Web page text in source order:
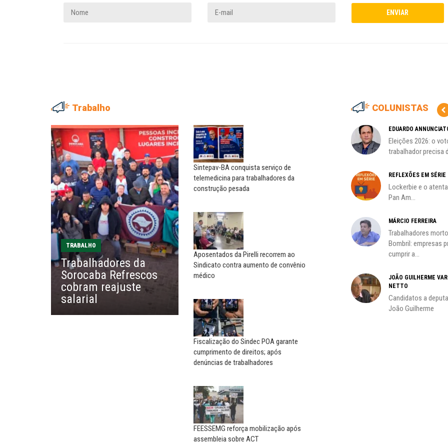
Trabalho
TRABALHO
Trabalhadores da
Sorocaba Refrescos
cobram reajuste
salarial
Sintepav-BA conquista serviço de
telemedicina para trabalhadores da
construção pesada
Aposentados da Pirelli recorrem ao
Sindicato contra aumento de convênio
médico
Fiscalização do Sindec POA garante
cumprimento de direitos; após
denúncias de trabalhadores
FEESSEMG reforça mobilização após
assembleia sobre ACT
COLUNISTAS
NILTON NECO
Sindec: 94 anos de união e
MARIA AUXILIADORA
Agosto Lilás: todos e todas no
combate à...
EDUARDO ANNUNCIATO CHICÃO
Sem salário digno e proteção
social, não existe...
EUSÉBIO PINTO NETO
A fortaleza do sindicato
SERGIO LUIZ LEITE (SERGINHO)
Saúde mental:
responsabilidade de todos
MARCOS VERLAINE
Nem reconstruir, nem
reinventar, o sindicalismo
precisa voltar...
MIGUEL TORRES
A luta continua: agora o foco é
o...
CARLOS LOPES
O resgate do nosso Estado
Nacional; por Carlos...
A geopolítica nas eleições de
EDUARDO
Eleições 2026: o
trabalhador precisa
REFLEXÕES EM SÉRIE
Lockerbie e o
Pan Am...
MÁRCIO FERREIRA
Trabalhadores
Bombril: empresas
cumprir a...
JOÃO GUILHERME
NETTO
Candidatos a
João Guilherme